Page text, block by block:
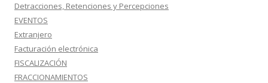
Detracciones, Retenciones y Percepciones
EVENTOS
Extranjero
Facturación electrónica
FISCALIZACIÓN
FRACCIONAMIENTOS